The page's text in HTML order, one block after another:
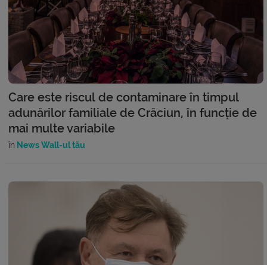
Care este riscul de contaminare în timpul
adunărilor familiale de Crăciun, în funcție de
mai multe variabile
în News Wall-ul tău